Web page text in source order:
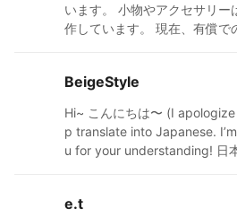
います。 小物やアクセサリ
作しています。 現在、有償で
や、購入して使用させていた
も行っています。 【BOOTH
ンク https://lit.link/
katu849
BeigeStyle
Hi~ こんにちは〜 (I
p translate into Japanese.
u for your understanding! 日
まだ勉強中なので、ご理解い
ove art and design! ʕ•́ᴥ•̀ʔっ
e.t